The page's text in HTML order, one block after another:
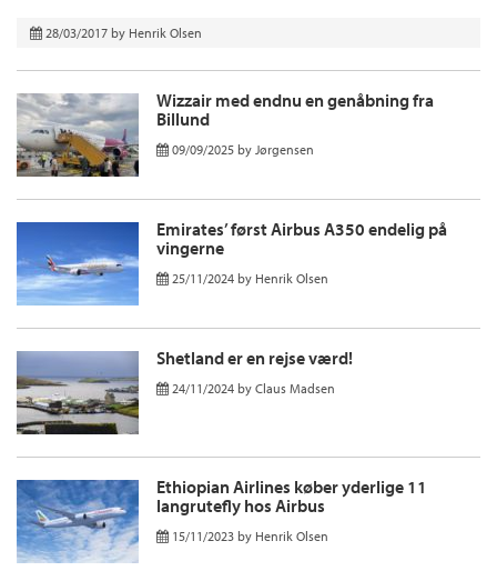
28/03/2017 by Henrik Olsen
Wizzair med endnu en genåbning fra
Billund
09/09/2025 by Jørgensen
Emirates’ først Airbus A350 endelig på
vingerne
25/11/2024 by Henrik Olsen
Shetland er en rejse værd!
24/11/2024 by Claus Madsen
Ethiopian Airlines køber yderlige 11
langrutefly hos Airbus
15/11/2023 by Henrik Olsen